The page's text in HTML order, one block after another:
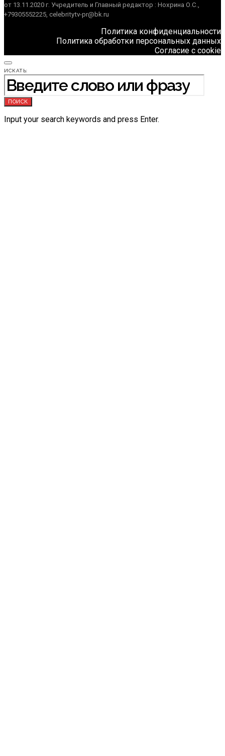
от 13.11.2020 г. Учредитель и Главный редактор : Нохрина О.С.,
+79305552225, celebritytv-pr@bk.ru
Политика конфиденциальности
Политика обработки персональных данных
Согласие с cookie
ИСКАТЬ:
ПОИСК
Input your search keywords and press Enter.